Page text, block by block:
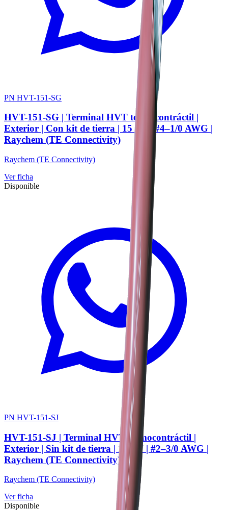
PN HVT-151-SG
HVT-151-SG | Terminal HVT termocontráctil |
Exterior | Con kit de tierra | 15 kV | #4–1/0 AWG |
Raychem (TE Connectivity)
Raychem (TE Connectivity)
Ver ficha
Disponible
PN HVT-151-SJ
HVT-151-SJ | Terminal HVT termocontráctil |
Exterior | Sin kit de tierra | 15 kV | #2–3/0 AWG |
Raychem (TE Connectivity)
Raychem (TE Connectivity)
Ver ficha
Disponible